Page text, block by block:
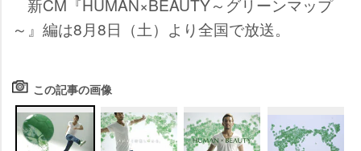
新CM『HUMAN×BEAUTY～グリーンマップ
～』編は8月8日（土）より全国で放送。
この記事の画像